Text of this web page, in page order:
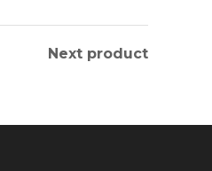
Next product